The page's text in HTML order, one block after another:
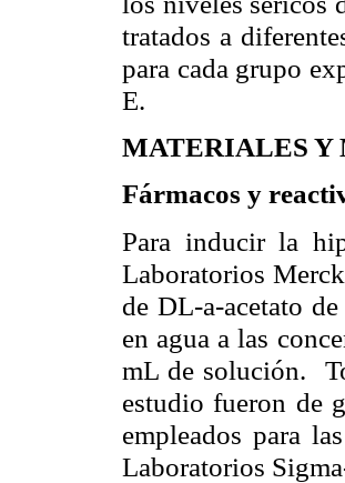
tratados a
para cada grupo
E.
MATERIALES Y
Fármacos y
Para inducir la
Laboratorios Merck
de DL‑a‑acetato
en agua a las
mL de solución.
estudio fueron de
empleados para
Laboratorios